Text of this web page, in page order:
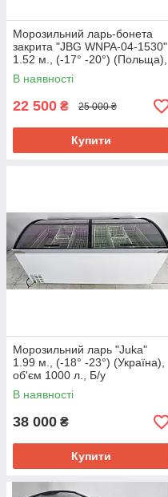
Морозильний ларь-бонета
закрита "JBG WNPA-04-1530"
1.52 м., (-17° -20°) (Польща),
Б/у
В наявності
22 500 ₴ 25 000 ₴
Купити
Морозильний ларь "Juka"
1.99 м., (-18° -23°) (Україна),
об'єм 1000 л., Б/у
В наявності
38 000 ₴
Купити